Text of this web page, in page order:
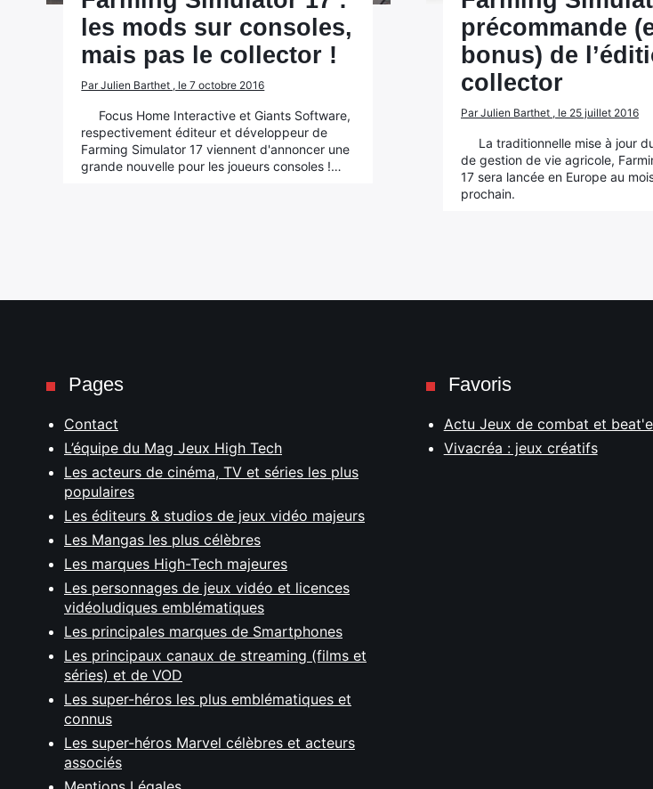
les mods sur consoles,
mais pas le collector !
Par Julien Barthet , le 7 octobre 2016
Focus Home Interactive et Giants Software,
respectivement éditeur et développeur de
Farming Simulator 17 viennent d'annoncer une
grande nouvelle pour les joueurs consoles !…
précommande
bonus) de
collector
Par Julien Barthet , le 25 juillet 2016
La traditionnelle mise à jour
de gestion de vie agricole,
17 sera lancée en Europe au
prochain.
Pages
Contact
L’équipe du Mag Jeux High Tech
Les acteurs de cinéma, TV et séries les plus
populaires
Les éditeurs & studios de jeux vidéo majeurs
Les Mangas les plus célèbres
Les marques High-Tech majeures
Les personnages de jeux vidéo et licences
vidéoludiques emblématiques
Les principales marques de Smartphones
Les principaux canaux de streaming (films et
séries) et de VOD
Les super-héros les plus emblématiques et
connus
Les super-héros Marvel célèbres et acteurs
associés
Favoris
Actu Jeux de combat et
Vivacréa : jeux créatifs